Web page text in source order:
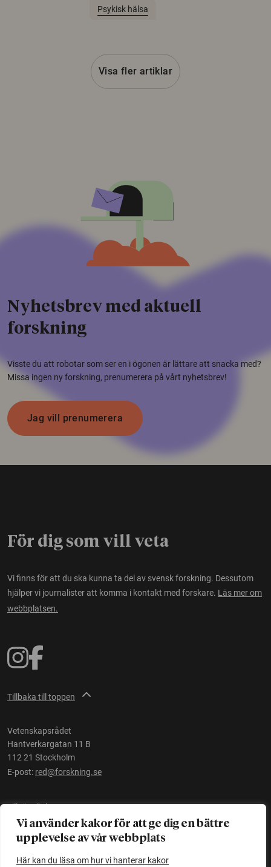
Vi använder kakor för att ge dig en bättre
upplevelse av vår webbplats
Här kan du läsa om hur vi hanterar kakor
Psykisk hälsa
Visa fler artiklar
Nyhetsbrev med aktuell
forskning
Visste du att robotar som ser en i ögonen är lättare att snacka med?
Missa ingen ny forskning, prenumerera på vårt nyhetsbrev!
Jag vill prenumerera
För dig som vill veta
Vi finns för att du ska kunna ta del av svensk forskning. Dessutom
hjälper vi journalister att komma i kontakt med forskare. Läs mer om
webbplatsen.
Tillbaka till toppen
Vetenskapsrådet
Hantverkargatan 11 B
112 21 Stockholm
E-post: red@forskning.se
Tillgänglighet
Ett initiativ avVetenskapsrådet